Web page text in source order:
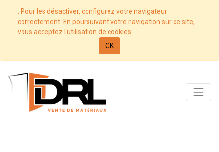
. Pour les désactiver, configurez votre navigateur
correctement. En poursuivant votre navigation sur ce site,
vous acceptez l’utilisation de cookies.
OK